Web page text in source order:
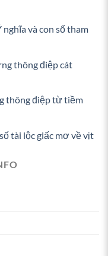
và con số tham
thông điệp cát
thông điệp từ tiềm
tài lộc giấc mơ về vịt